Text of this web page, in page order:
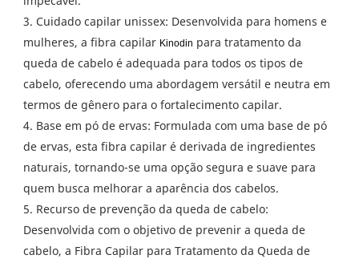
3. Cuidado capilar unissex: Desenvolvida para homens e
mulheres, a fibra capilar Kinodin para tratamento da
queda de cabelo é adequada para todos os tipos de
cabelo, oferecendo uma abordagem versátil e neutra em
termos de gênero para o fortalecimento capilar.
4. Base em pó de ervas: Formulada com uma base de pó
de ervas, esta fibra capilar é derivada de ingredientes
naturais, tornando-se uma opção segura e suave para
quem busca melhorar a aparência dos cabelos.
5. Recurso de prevenção da queda de cabelo:
Desenvolvida com o objetivo de prevenir a queda de
cabelo, a Fibra Capilar para Tratamento da Queda de